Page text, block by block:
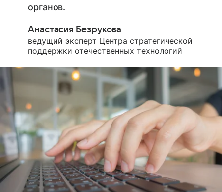
органов.
Анастасия Безрукова
ведущий эксперт Центра стратегической
поддержки отечественных технологий